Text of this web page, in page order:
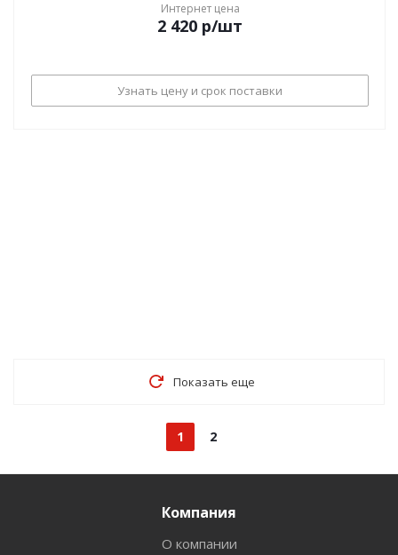
Интернет цена
2 420 р/шт
Узнать цену и срок поставки
Показать еще
1 2
Компания
О компании